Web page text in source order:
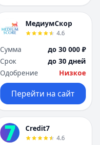
Л
Липецк
М
Магнитогорск
Махачкала
Москва
Н
Набережные Челны
Нижний Новгород
Новокузнецк
Новосибирск
О
Л
Липецк
М
Магнитогорск
Махачкала
Москва
Н
Набережные
Нижний Новгород
Новокузнецк
Новосибирск
О
МедиумСкор
4.6
Сумма
до 30 000 ₽
Срок
до 30 дней
Одобрение
Низкое
Перейти на сайт
Credit7
4.6